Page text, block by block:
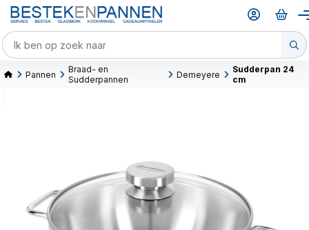
Pannen
Braad- en
Sudderpannen
Demeyere
Sudderpan 24
cm